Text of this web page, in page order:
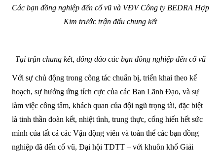
Các bạn đồng nghiệp đến cổ vũ và VĐV Công ty BEDRA Hợp
Kim trước trận đấu chung kết
Tại trận chung kết, đông đảo các bạn đồng nghiệp đến cổ vũ
Với sự chủ động trong công tác chuẩn bị, triển khai theo kế
hoạch, sự hưởng ứng tích cực của các Ban Lãnh Đạo, và sự
làm việc công tâm, khách quan của đội ngũ trọng tài, đặc biệt
là tinh thần đoàn kết, nhiệt tình, trung thực, cống hiến hết sức
mình của tất cả các Vận động viên và toàn thể các bạn đồng
nghiệp đã đến cổ vũ, Đại hội TDTT – với khuôn khổ Giải